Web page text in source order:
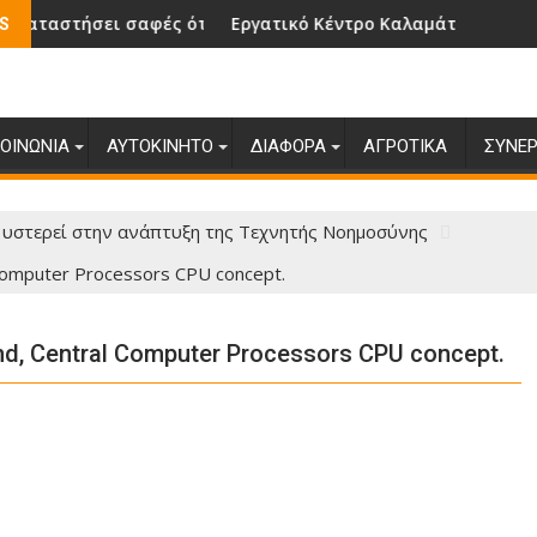
σαφές ότι αναμένεται από την Τουρκία να επιδείξει
Εργατικό Κέντρο Καλαμάτας απευθύνει
ΑΥΤΟΚΊΝΗΤΟ ΔΙΆΦΟΡΑ ΑΓΡΟΤΙΚΆ
στην ανάπτυξη της Τεχνητής Νοημοσύνης
Processors CPU concept.
Central Computer Processors CPU concept.